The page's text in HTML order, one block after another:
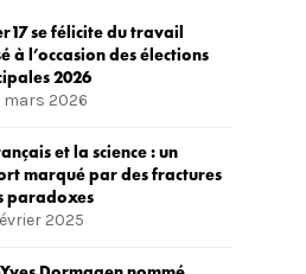
se félicite du travail
à l’occasion des élections
2026
mars 2026
et la science : un
marqué par des fractures
paradoxes
2025